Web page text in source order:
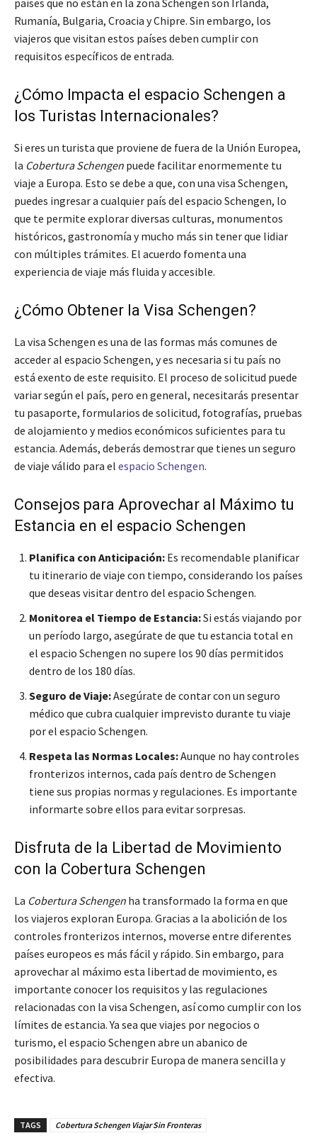
Rumanía, Bulgaria, Croacia y Chipre. Sin embargo, los
viajeros que visitan estos países deben cumplir con
requisitos específicos de entrada.
¿Cómo Impacta el espacio Schengen a
los Turistas Internacionales?
Si eres un turista que proviene de fuera de la Unión Europea,
la Cobertura Schengen puede facilitar enormemente tu
viaje a Europa. Esto se debe a que, con una visa Schengen,
puedes ingresar a cualquier país del espacio Schengen, lo
que te permite explorar diversas culturas, monumentos
históricos, gastronomía y mucho más sin tener que lidiar
con múltiples trámites. El acuerdo fomenta una
experiencia de viaje más fluida y accesible.
¿Cómo Obtener la Visa Schengen?
La visa Schengen es una de las formas más comunes de
acceder al espacio Schengen, y es necesaria si tu país no
está exento de este requisito. El proceso de solicitud puede
variar según el país, pero en general, necesitarás presentar
tu pasaporte, formularios de solicitud, fotografías, pruebas
de alojamiento y medios económicos suficientes para tu
estancia. Además, deberás demostrar que tienes un seguro
de viaje válido para el espacio Schengen.
Consejos para Aprovechar al Máximo tu
Estancia en el espacio Schengen
Planifica con Anticipación: Es recomendable planificar
tu itinerario de viaje con tiempo, considerando los países
que deseas visitar dentro del espacio Schengen.
Monitorea el Tiempo de Estancia:Si estás viajando por
un período largo, asegúrate de que tu estancia total en
el espacio Schengen no supere los 90 días permitidos
dentro de los 180 días.
Seguro de Viaje:Asegúrate de contar con un seguro
médico que cubra cualquier imprevisto durante tu viaje
por el espacio Schengen.
Respeta las Normas Locales:Aunque no hay controles
fronterizos internos, cada país dentro de Schengen
tiene sus propias normas y regulaciones. Es importante
informarte sobre ellos para evitar sorpresas.
Disfruta de la Libertad de Movimiento
con la Cobertura Schengen
La Cobertura Schengen ha transformado la forma en que
los viajeros exploran Europa. Gracias a la abolición de los
controles fronterizos internos, moverse entre diferentes
países europeos es más fácil y rápido. Sin embargo, para
aprovechar al máximo esta libertad de movimiento, es
importante conocer los requisitos y las regulaciones
relacionadas con la visa Schengen, así como cumplir con los
límites de estancia. Ya sea que viajes por negocios o
turismo, el espacio Schengen abre un abanico de
posibilidades para descubrir Europa de manera sencilla y
efectiva.
TAGS
Cobertura Schengen Viajar Sin Fronteras